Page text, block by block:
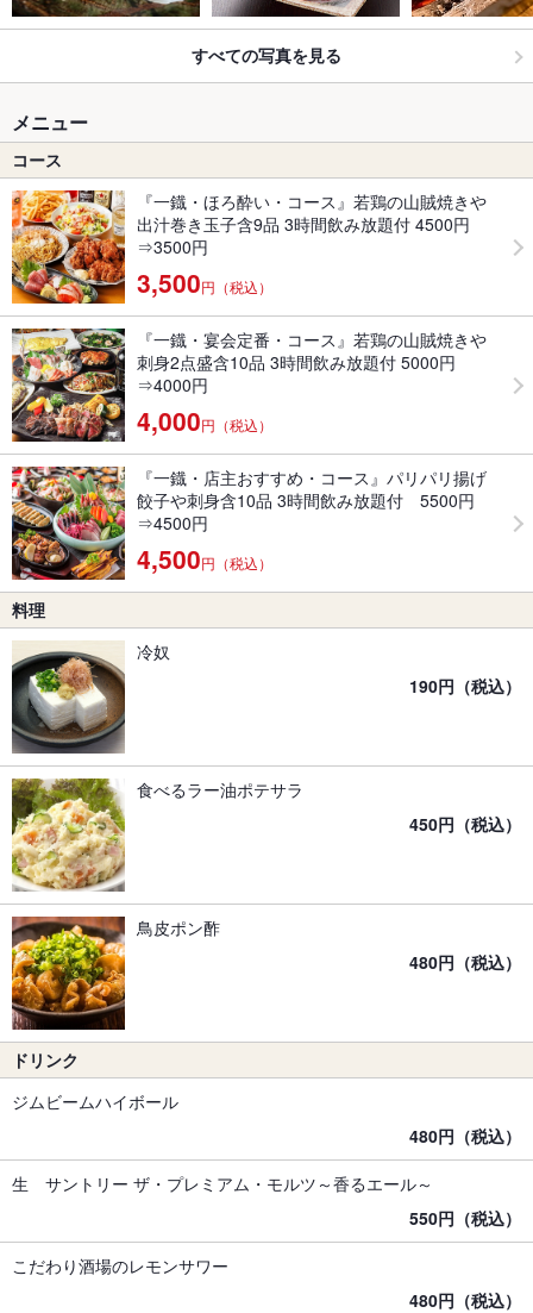
すべての写真を見る
メニュー
コース
『一鐡・ほろ酔い・コース』若鶏の山賊焼きや
出汁巻き玉子含9品 3時間飲み放題付 4500円
⇒3500円
3,500円（税込）
『一鐡・宴会定番・コース』若鶏の山賊焼きや
刺身2点盛含10品 3時間飲み放題付 5000円
⇒4000円
4,000円（税込）
『一鐡・店主おすすめ・コース』パリパリ揚げ
餃子や刺身含10品 3時間飲み放題付 5500円
⇒4500円
4,500円（税込）
料理
冷奴
190円（税込）
食べるラー油ポテサラ
450円（税込）
鳥皮ポン酢
480円（税込）
ドリンク
ジムビームハイボール
480円（税込）
生 サントリー ザ・プレミアム・モルツ～香るエール～
550円（税込）
こだわり酒場のレモンサワー
480円（税込）